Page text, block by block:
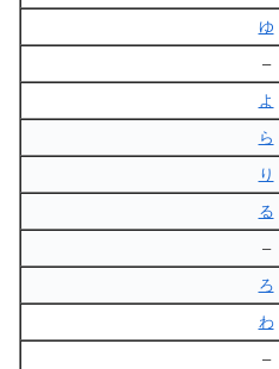
ゆ
–
よ
ら
り
る
–
ろ
わ
–